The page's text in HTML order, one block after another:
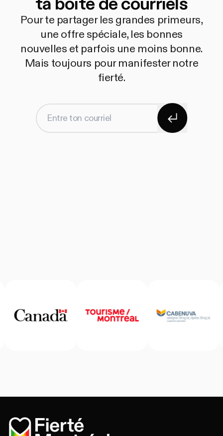
Pour te partager les grandes primeurs,
une offre spéciale, les bonnes
nouvelles et parfois une moins bonne.
Mais toujours pour manifester notre
fierté.
Entre ton courriel S'abonner
Accueil